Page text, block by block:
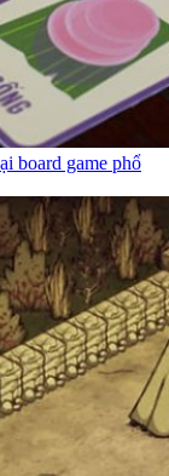
board game phổ